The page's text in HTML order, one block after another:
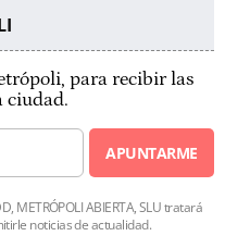
para recibir las
ciudad.
APUNTARME
METRÓPOLI ABIERTA, SLU tratará
noticias de actualidad.